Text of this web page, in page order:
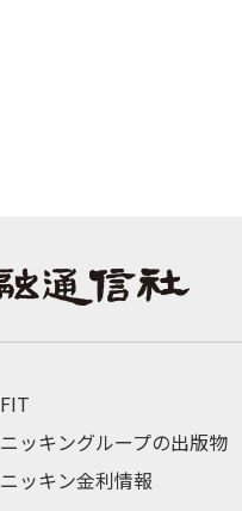
FIT
ニッキングループの出版物
ニッキン金利情報